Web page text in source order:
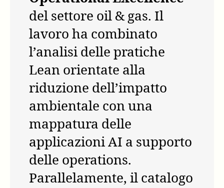
del settore oil & gas. Il
lavoro ha combinato
l’analisi delle pratiche
Lean orientate alla
riduzione dell’impatto
ambientale con una
mappatura delle
applicazioni AI a supporto
delle operations.
Parallelamente, il catalogo